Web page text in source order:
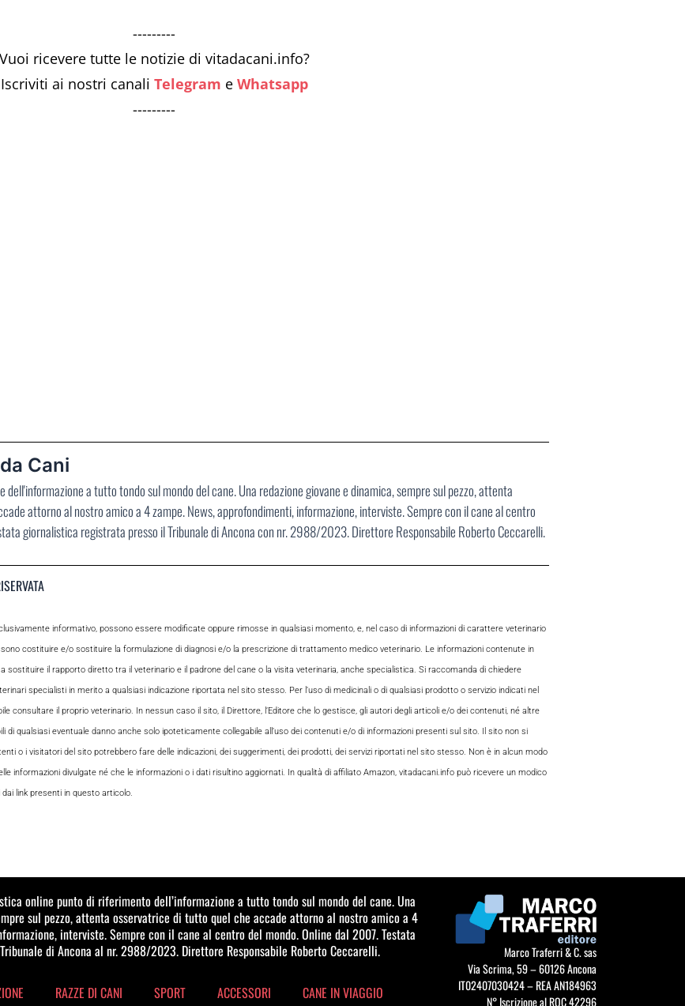
---------
Vuoi ricevere tutte le notizie di vitadacani.info?
Iscriviti ai nostri canali Telegram e Whatsapp
---------
Cani
dell'informazione a tutto tondo sul mondo del cane. Una redazione giovane e dinamica, sempre sul pezzo, attenta
attorno al nostro amico a 4 zampe. News, approfondimenti, informazione, interviste. Sempre con il cane al centro
giornalistica registrata presso il Tribunale di Ancona con nr. 2988/2023. Direttore Responsabile Roberto Ceccarelli.
informativo, possono essere modificate oppure rimosse in qualsiasi momento, e, nel caso di informazioni di carattere veterinario
costituire e/o sostituire la formulazione di diagnosi e/o la prescrizione di trattamento medico veterinario. Le informazioni contenute in
sostituire il rapporto diretto tra il veterinario e il padrone del cane o la visita veterinaria, anche specialistica. Si raccomanda di chiedere
specialisti in merito a qualsiasi indicazione riportata nel sito stesso. Per l’uso di medicinali o di qualsiasi prodotto o servizio indicati nel
consultare il proprio veterinario. In nessun caso il sito, il Direttore, l’Editore che lo gestisce, gli autori degli articoli e/o dei contenuti, né altre
qualsiasi eventuale danno anche solo ipoteticamente collegabile all’uso dei contenuti e/o di informazioni presenti sul sito. Il sito non si
o i visitatori del sito potrebbero fare delle indicazioni, dei suggerimenti, dei prodotti, dei servizi riportati nel sito stesso. Non è in alcun modo
informazioni divulgate né che le informazioni o i dati risultino aggiornati. In qualità di affiliato Amazon, vitadacani.info può ricevere un modico
link presenti in questo articolo.
online punto di riferimento dell’informazione a tutto tondo sul mondo del cane. Una
sul pezzo, attenta osservatrice di tutto quel che accade attorno al nostro amico a 4
interviste. Sempre con il cane al centro del mondo. Online dal 2007. Testata
di Ancona al nr. 2988/2023. Direttore Responsabile Roberto Ceccarelli.
RAZZE DI CANI SPORT ACCESSORI
CANE IN VIAGGIO
Marco Traferri & C. sas
Via Scrima, 59 – 60126 Ancona
IT02407030424 – REA AN184963
N° Iscrizione al ROC 42296